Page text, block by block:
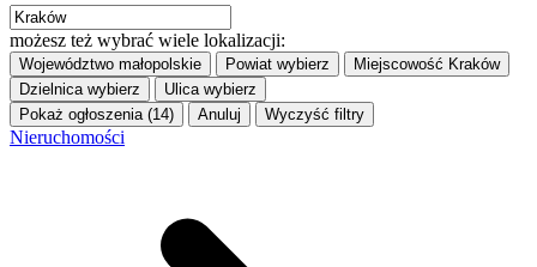
możesz też wybrać wiele lokalizacji:
Województwo małopolskie Powiat wybierz Miejscowość Kraków
Dzielnica wybierz Ulica wybierz
Pokaż ogłoszenia (14)
Anuluj Wyczyść filtry
Nieruchomości